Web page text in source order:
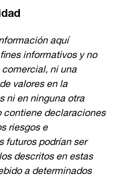
aquí
informativos y no
ni una
valores en la
ni en ninguna otra
declaraciones
riesgos e
futuros podrían ser
descritos en estas
a determinados